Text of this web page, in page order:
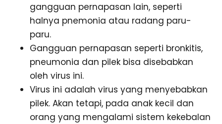
gangguan pernapasan lain, seperti
halnya pnemonia atau radang paru-
paru.
Gangguan pernapasan seperti bronkitis,
pneumonia dan pilek bisa disebabkan
oleh virus ini.
Virus ini adalah virus yang menyebabkan
pilek. Akan tetapi, pada anak kecil dan
orang yang mengalami sistem kekebalan